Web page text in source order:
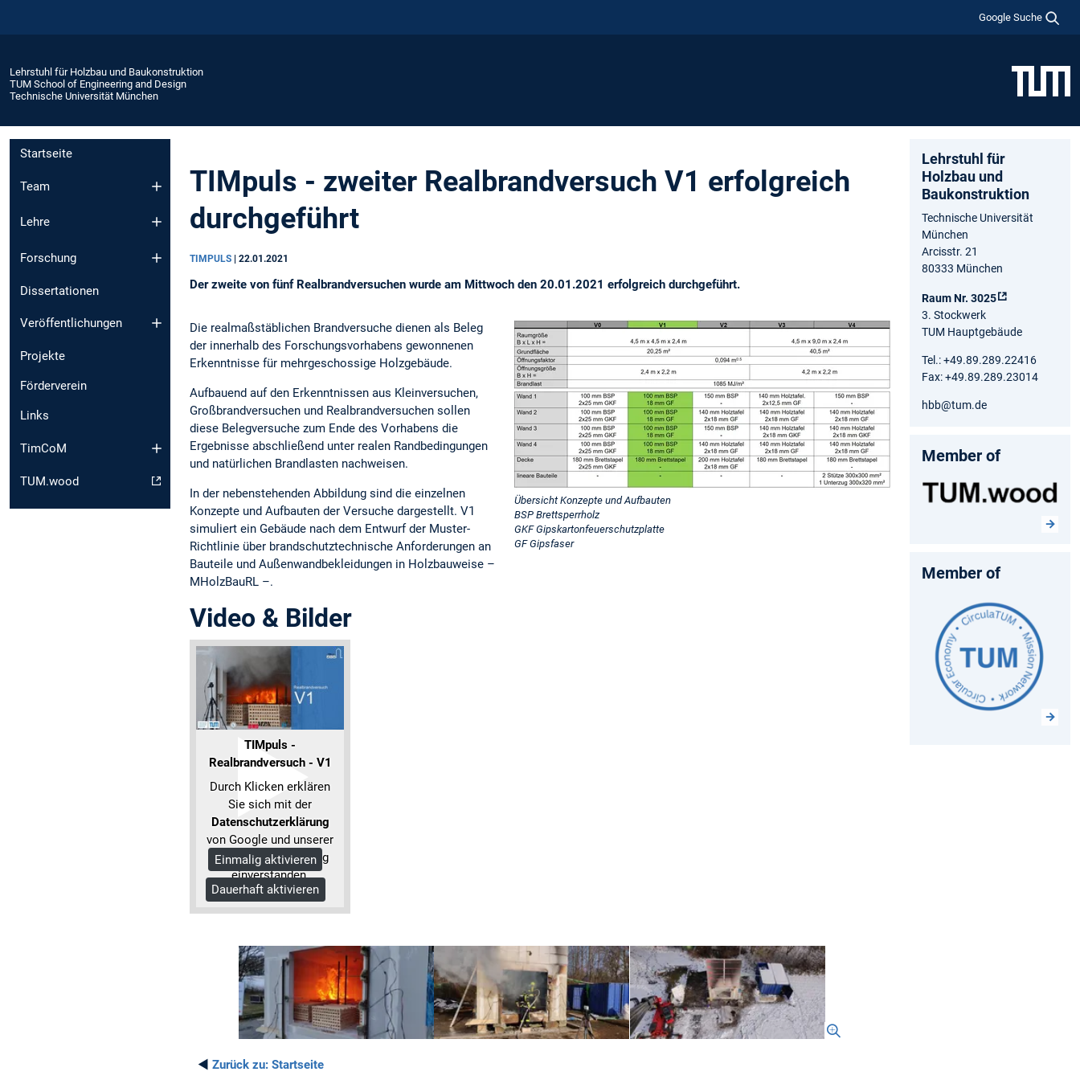
Google Suche
Lehrstuhl für Holzbau und Baukonstruktion
TUM School of Engineering and Design
Technische Universität München
Startseite
Team
Lehre
Forschung
Dissertationen
Veröffentlichungen
Projekte
Förderverein
Links
TimCoM
TUM.wood
TIMpuls - zweiter Realbrandversuch V1 erfolgreich
durchgeführt
TIMPULS | 22.01.2021
Der zweite von fünf Realbrandversuchen wurde am Mittwoch den 20.01.2021 erfolgreich durchgeführt.
Übersicht Konzepte und Aufbauten
BSP Brettsperrholz
GKF Gipskartonfeuerschutzplatte
GF Gipsfaser
Die realmaßstäblichen Brandversuche dienen als Beleg
der innerhalb des Forschungsvorhabens gewonnenen
Erkenntnisse für mehrgeschossige Holzgebäude.
Aufbauend auf den Erkenntnissen aus Kleinversuchen,
Großbrandversuchen und Realbrandversuchen sollen
diese Belegversuche zum Ende des Vorhabens die
Ergebnisse abschließend unter realen Randbedingungen
und natürlichen Brandlasten nachweisen.
In der nebenstehenden Abbildung sind die einzelnen
Konzepte und Aufbauten der Versuche dargestellt. V1
simuliert ein Gebäude nach dem Entwurf der Muster-
Richtlinie über brandschutztechnische Anforderungen an
Bauteile und Außenwandbekleidungen in Holzbauweise –
MHolzBauRL –.
Video & Bilder
TIMpuls -
Realbrandversuch - V1
Durch Klicken erklären
Sie sich mit der
Datenschutzerklärung
von Google und unserer
Datenschutzerklärung
einverstanden.
Mehr Informationen
Einmalig aktivieren
Dauerhaft aktivieren
◄ Zurück zu: Startseite
Lehrstuhl für
Holzbau und
Baukonstruktion
Technische Universität
München
Arcisstr. 21
80333 München
Raum Nr. 3025
3. Stockwerk
TUM Hauptgebäude
Tel.: +49.89.289.22416
Fax: +49.89.289.23014
hbb@tum.de
Member of
Member of